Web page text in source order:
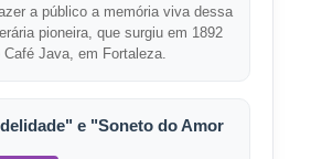
a público a memória viva dessa
pioneira, que surgiu em 1892
Java, em Fortaleza.
e "Soneto do Amor